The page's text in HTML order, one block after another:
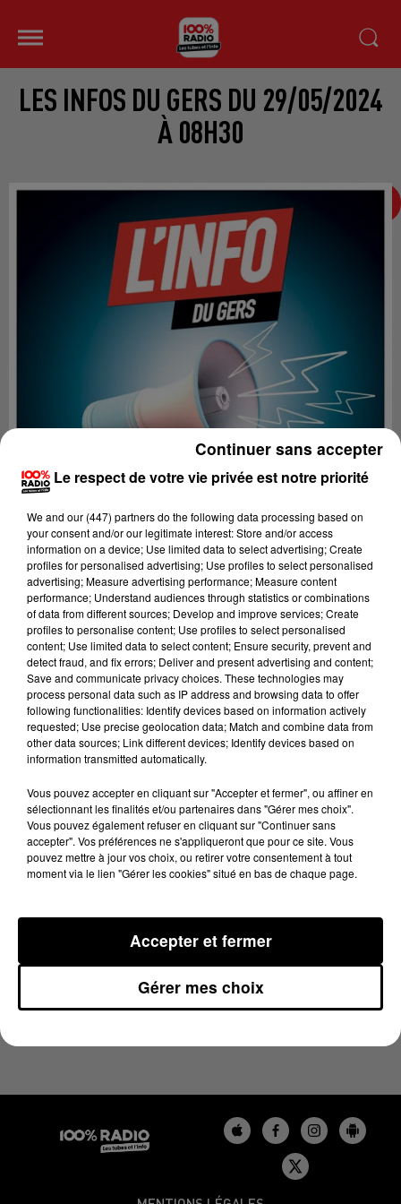
LES INFOS DU GERS DU 29/05/2024
À 08H30
Lecture (4 min 8 sec)
100%
29 mai 2024 - 4 min 8 sec
LES INFOS DU GERS DU 29/05/2024 À 08H30
Le respect de votre vie privée est notre priorité
We and our (447) partnersdo the following data processing based on
your consent and/or our legitimate interest: Store and/or access
information on a device; Use limited data to select advertising; Create
profiles for personalised advertising; Use profiles to select personalised
advertising; Measure advertising performance; Measure content
performance; Understand audiences through statistics or combinations
of data from different sources; Develop and improve services; Create
profiles to personalise content; Use profiles to select personalised
content; Use limited data to select content; Ensure security, prevent and
detect fraud, and fix errors; Deliver and present advertising and content;
Save and communicate privacy choices. These technologies may
process personal data such as IP address and browsing data to offer
following functionalities: Identify devices based on information actively
requested; Use precise geolocation data; Match and combine data from
other data sources; Link different devices; Identify devices based on
information transmitted automatically.
Vous pouvez accepter en cliquant sur "Accepter et fermer", ou affiner en
sélectionnant les finalités et/ou partenaires dans "Gérer mes choix".
Vous pouvez également refuser en cliquant sur "Continuer sans
accepter". Vos préférences ne s'appliqueront que pour ce site. Vous
pouvez mettre à jour vos choix, ou retirer votre consentement à tout
moment via le lien "Gérer les cookies" situé en bas de chaque page.
Gérer mes choix
Accepter et fermer
Continuer sans accepter